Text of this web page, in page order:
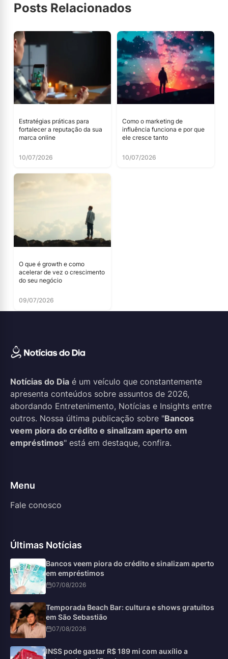
Posts Relacionados
Estratégias práticas para
fortalecer a reputação da sua
marca online
10/07/2026
Como o marketing de
influência funciona e por que
ele cresce tanto
10/07/2026
O que é growth e como
acelerar de vez o crescimento
do seu negócio
09/07/2026
Notícias do Dia é um veículo que constantemente
apresenta conteúdos sobre assuntos de 2026,
abordando Entretenimento, Notícias e Insights entre
outros. Nossa última publicação sobre "Bancos
veem piora do crédito e sinalizam aperto em
empréstimos" está em destaque, confira.
Menu
Fale conosco
Últimas Notícias
Bancos veem piora do crédito e sinalizam aperto
em empréstimos
07/08/2026
Temporada Beach Bar: cultura e shows gratuitos
em São Sebastião
07/08/2026
INSS pode gastar R$ 189 mi com auxílio a